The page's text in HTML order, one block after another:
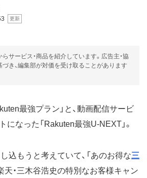
サービス・商品を紹介しています。広告主・協
き、編集部が対価を受け取ることがあります
最強プラン」と、動画配信サービ
になった「Rakuten最強U-NEXT」。
込もうと考えていて、「あのお得な三
楽天・三木谷浩史の特別なお客様キャン